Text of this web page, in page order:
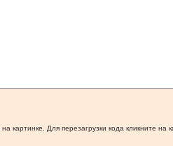
картинке. Для перезагрузки кода кликните на